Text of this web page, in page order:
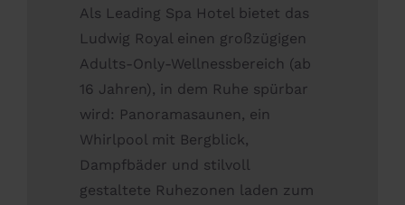
Als Leading Spa Hotel bietet das
Ludwig Royal einen großzügigen
Adults-Only-Wellnessbereich (ab
16 Jahren), in dem Ruhe spürbar
wird: Panoramasaunen, ein
Whirlpool mit Bergblick,
Dampfbäder und stilvoll
gestaltete Ruhezonen laden zum